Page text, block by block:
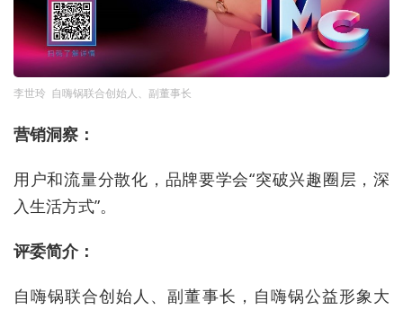
李世玲 自嗨锅联合创始人、副董事长
营销洞察：
用户和流量分散化，品牌要学会“突破兴趣圈层，深
入生活方式”。
评委简介：
自嗨锅联合创始人、副董事长，自嗨锅公益形象大